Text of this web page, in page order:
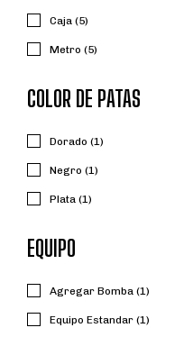
Caja (5)
Metro (5)
COLOR DE PATAS
Dorado (1)
Negro (1)
Plata (1)
EQUIPO
Agregar Bomba (1)
Equipo Estandar (1)